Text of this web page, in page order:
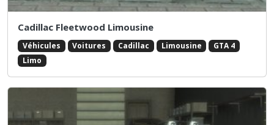
Cadillac Fleetwood Limousine
Véhicules Voitures Cadillac Limousine
GTA 4
Limo